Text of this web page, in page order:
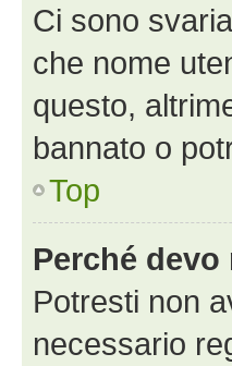
Ci sono
che nome
questo,
bannato o
Top
Perché
Potresti non
necessario